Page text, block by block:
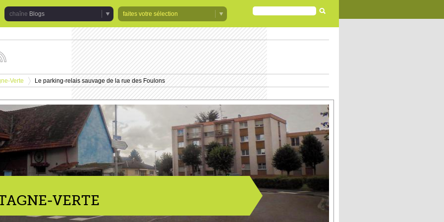
Blogs
faites votre sélection
FORMULAIRE
DE
RECHERCHE
Verte
>
Le parking-relais sauvage de la rue des Foulons
VERTE